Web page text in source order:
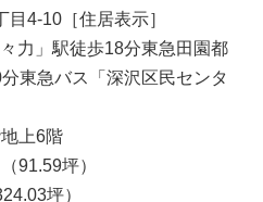
4-10［住居表示］
力」駅徒歩18分東急田園都
東急バス「深沢区民センタ
上6階
91.59坪）
坪）